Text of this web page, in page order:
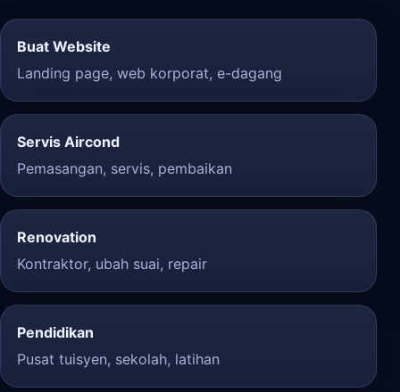
Buat Website
Landing page, web korporat, e-dagang
Servis Aircond
Pemasangan, servis, pembaikan
Renovation
Kontraktor, ubah suai, repair
Pendidikan
Pusat tuisyen, sekolah, latihan